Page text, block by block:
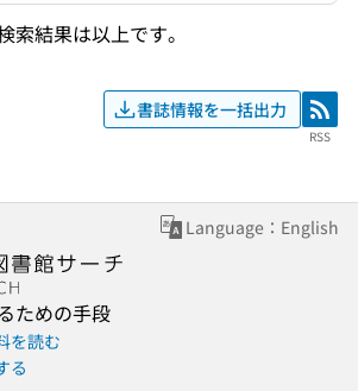
索結果は以上です。
書誌情報を一括出力 RSS
RSS
Language：English
ための手段
を読む
る